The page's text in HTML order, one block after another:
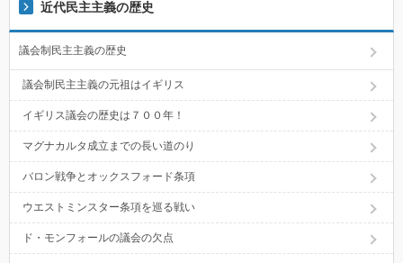
近代民主主義の歴史
議会制民主主義の歴史
議会制民主主義の元祖はイギリス
イギリス議会の歴史は７００年！
マグナカルタ成立までの長い道のり
バロン戦争とオックスフォード条項
ウエストミンスター条項を巡る戦い
ド・モンフォールの議会の欠点